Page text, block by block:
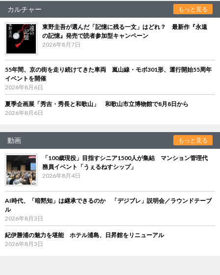
カルチャー もっと見る
東野圭吾が選んだ「記憶に残る一文」はどれ？ 最新作『永遠
の記憶』発売で読者参加型キャンペーン
2026年8月7日
55年間、京の街を走り続けてきた車両 嵐山線・モボ301形、運行開始55周年
イベントを開催
2026年8月6日
夏季企画展「秀吉・秀長と和歌山」 和歌山市立博物館で8月8日から
2026年8月6日
動画 もっと見る
「100歳現役」目指すシニア1500人が集結 マンション管理代
務員イベント「うぇるねすシップ」
2026年8月4日
AI時代、「暗黙知」は継承できるのか 「デジブレ」説明会／ラウンドテーブ
ル
2026年8月3日
紀伊勝浦の魅力を堪能 ホテル浦島、日昇館をリニューアル
2026年8月3日